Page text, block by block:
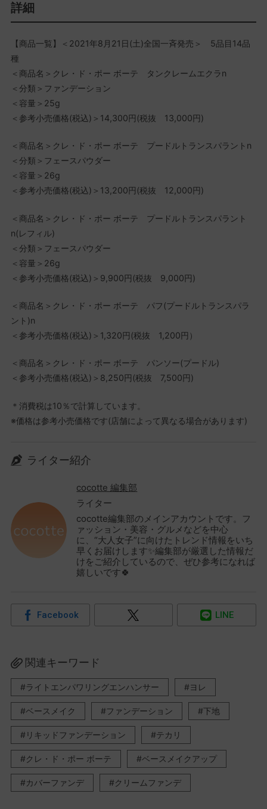
詳細
【商品一覧】＜2021年8月21日(土)全国一斉発売＞ 5品目14品
種
＜商品名＞クレ・ド・ポー ボーテ タンクレームエクラn
＜分類＞ファンデーション
＜容量＞25g
＜参考小売価格(税込)＞14,300円(税抜 13,000円)
＜商品名＞クレ・ド・ポー ボーテ プードルトランスパラントn
＜分類＞フェースパウダー
＜容量＞26g
＜参考小売価格(税込)＞13,200円(税抜 12,000円)
＜商品名＞クレ・ド・ポー ボーテ プードルトランスパラント
n(レフィル)
＜分類＞フェースパウダー
＜容量＞26g
＜参考小売価格(税込)＞9,900円(税抜 9,000円)
＜商品名＞クレ・ド・ポー ボーテ パフ(プードルトランスパラ
ント)n
＜参考小売価格(税込)＞1,320円(税抜 1,200円）
＜商品名＞クレ・ド・ポー ボーテ パンソー(プードル)
＜参考小売価格(税込)＞8,250円(税抜 7,500円)
＊消費税は10％で計算しています。
※価格は参考小売価格です(店舗によって異なる場合があります)
ライター紹介
cocotte 編集部
ライター
cocotte編集部のメインアカウントです。フ
ァッション・美容・グルメなどを中心
に、“大人女子”に向けたトレンド情報をいち
早くお届けします✨編集部が厳選した情報だ
けをご紹介しているので、ぜひ参考になれば
嬉しいです🍀
Facebook LINE
関連キーワード
ライトエンパワリングエンハンサー ヨレ
ベースメイク ファンデーション 下地
リキッドファンデーション テカリ
クレ・ド・ポー ボーテ ベースメイクアップ
カバーファンデ クリームファンデ